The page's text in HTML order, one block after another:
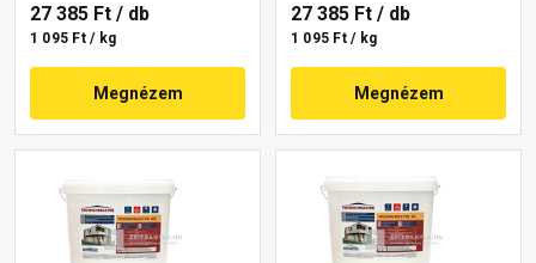
27 385 Ft / db
1 095 Ft / kg
Megnézem
27 385 Ft / db
1 095 Ft / kg
Megnézem